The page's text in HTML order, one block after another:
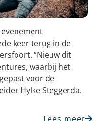
keer terug in de
“Nieuw dit
waarbij het
voor de
Hylke Steggerda.
Lees meer